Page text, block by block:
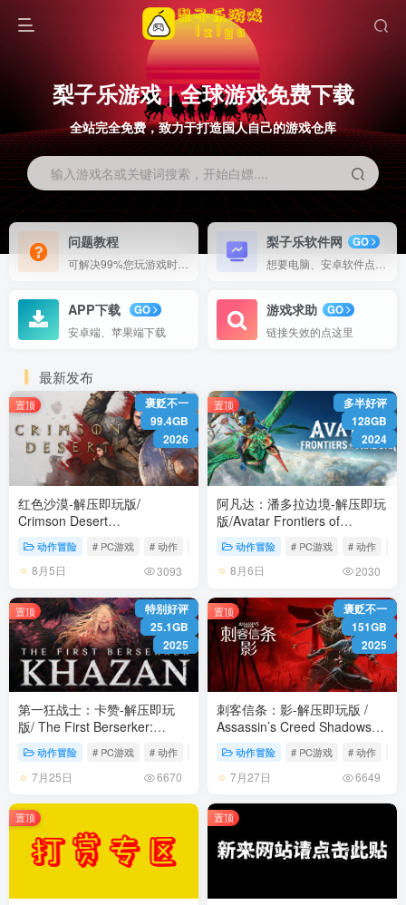
梨子乐游戏 | 全球游戏免费下载
全站完全免费，致力于打造国人自己的游戏仓库
输入游戏名或关键词搜索，开始白嫖....
问题教程 梨子乐软件网
GO
APP下载
GO
安卓端、苹果端下载
游戏求助
GO
链接失效的点这里
最新发布
置顶
褒贬不一
99.4GB
2026
红色沙漠-解压即玩版/
Crimson Desert
装中文版
动作冒险 # PC游戏 # 动作
8月5日 3093
置顶
多半好评
128GB
2024
阿凡达：潘多拉边境-解压即玩
版/Avatar Frontiers of
装中文版
动作冒险 # PC游戏 # 动作
8月6日 2030
置顶
特别好评
25.1GB
2025
第一狂战士：卡赞-解压即玩
版/ The First Berserker:
Khazan Build.22579715 免安
装中文版
动作冒险 # PC游戏 # 动作
7月25日 6670
置顶
褒贬不一
151GB
2025
刺客信条：影-解压即玩版 /
Assassin’s Creed Shadows
Build.23475575 全DLC 免安
装中文版
动作冒险 # PC游戏 # 动作
7月27日 6649
置顶 置顶